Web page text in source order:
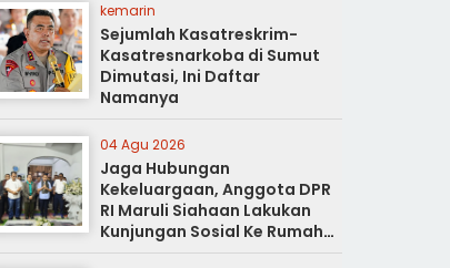
kemarin
Sejumlah Kasatreskrim-
Kasatresnarkoba di Sumut
Dimutasi, Ini Daftar
Namanya
04 Agu 2026
Jaga Hubungan
Kekeluargaan, Anggota DPR
RI Maruli Siahaan Lakukan
Kunjungan Sosial Ke Rumah
Duka